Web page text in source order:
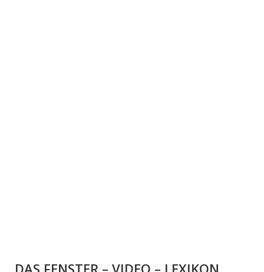
DAS FENSTER – VIDEO – LEXIKON